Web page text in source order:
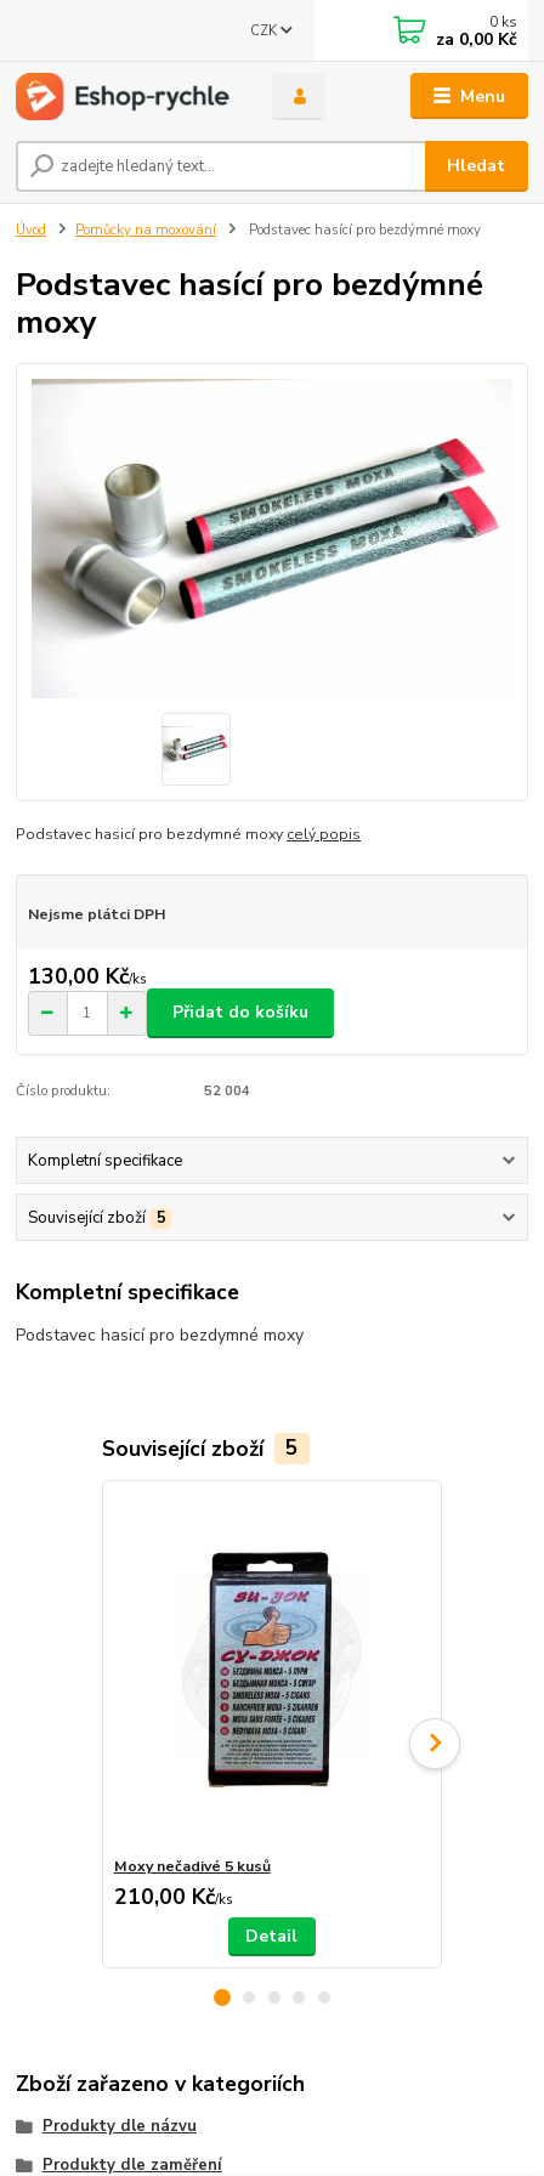
Menu
CZK
Hledat
0 ks
za 0,00 Kč
Úvod Pomůcky na moxování Podstavec hasící pro bezdýmné moxy
Podstavec hasící pro bezdýmné
moxy
Podstavec hasicí pro bezdymné moxy celý popis
Nejsme plátci DPH
130,00 Kč/ks
Přidat do košíku
Číslo produktu: 52 004
Kompletní specifikace
Související zboží 5
Kompletní specifikace
Podstavec hasicí pro bezdymné moxy
Související zboží 5
Moxy nečadivé 5 kusů
210,00 Kč/ks
Detail
Zboží zařazeno v kategoriích
Produkty dle názvu
Produkty dle zaměření